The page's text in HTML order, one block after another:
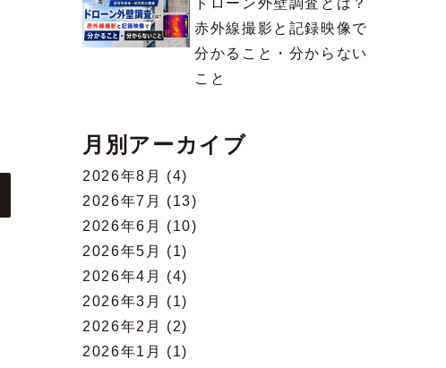
ドローン外壁調査とは？
赤外線撮影と記録映像で
分かること・分からない
こと
月別アーカイブ
2026年8月
(4)
2026年7月
(13)
2026年6月
(10)
2026年5月
(1)
2026年4月
(4)
2026年3月
(1)
2026年2月
(2)
2026年1月
(1)